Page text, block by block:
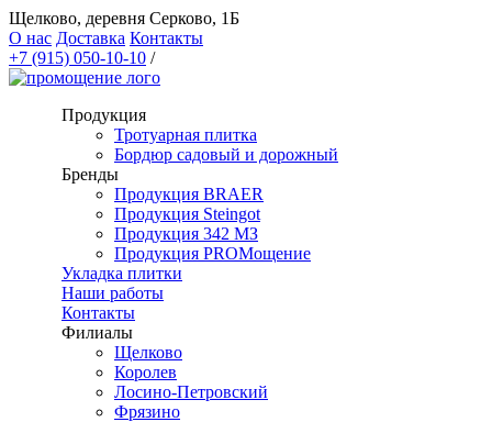
Щелково, деревня Серково, 1Б
О нас Доставка Контакты
+7 (915) 050-10-10 /
Продукция
Тротуарная плитка
Бордюр садовый и дорожный
Бренды
Продукция BRAER
Продукция Steingot
Продукция 342 МЗ
Продукция PROМощение
Укладка плитки
Наши работы
Контакты
Филиалы
Щелково
Королев
Лосино-Петровский
Фрязино